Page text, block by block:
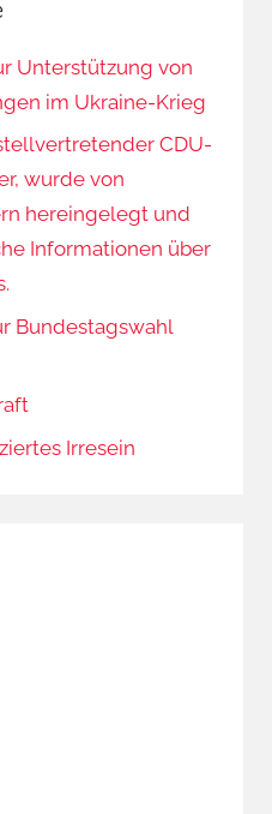
Unterstützung von
im Ukraine-Krieg
CDU-
wurde von
hereingelegt und
Informationen über
Bundestagswahl
Irresein